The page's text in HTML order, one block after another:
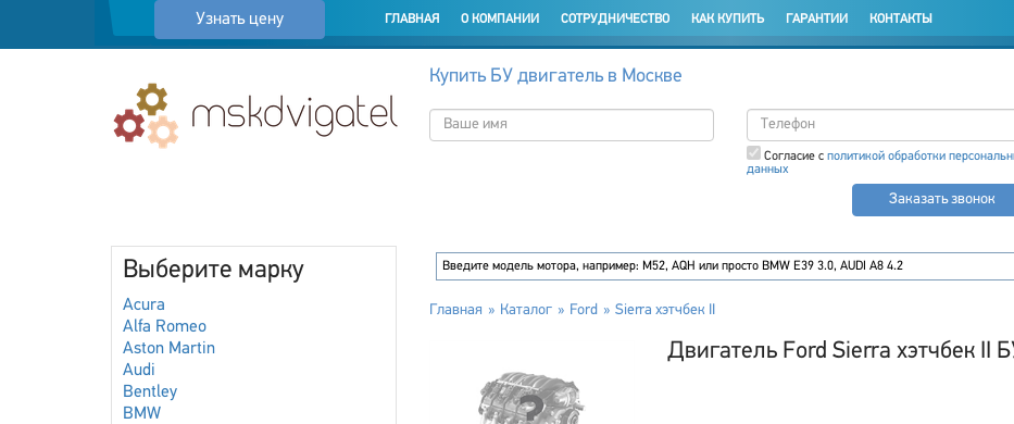
Узнать цену ГЛАВНАЯ О КОМПАНИИ СОТРУДНИЧЕСТВО КАК КУПИТЬ ГАРАНТИИ КОНТАКТЫ
Купить БУ двигатель в Москве
Согласие с политикой обработки
данных
Заказать звонок
Выберите марку
Acura
Alfa Romeo
Aston Martin
Audi
Bentley
BMW
Главная Каталог Ford Sierra хэтчбек II
Двигатель Ford Sierra хэтчбек II